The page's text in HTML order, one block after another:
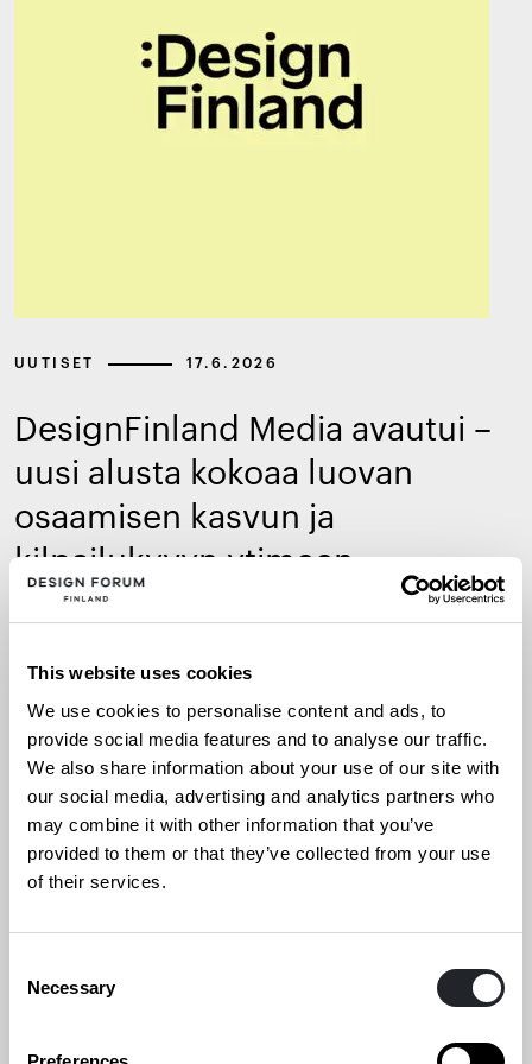
This website uses cookies
We use cookies to personalise content and ads, to
provide social media features and to analyse our traffic.
We also share information about your use of our site with
our social media, advertising and analytics partners who
may combine it with other information that you’ve
provided to them or that they’ve collected from your use
of their services.
Selection
Necessary
UUTISET 17.6.2026
DesignFinland Media avautui –
uusi alusta kokoaa luovan
osaamisen kasvun ja
kilpailukyvyn ytimeen